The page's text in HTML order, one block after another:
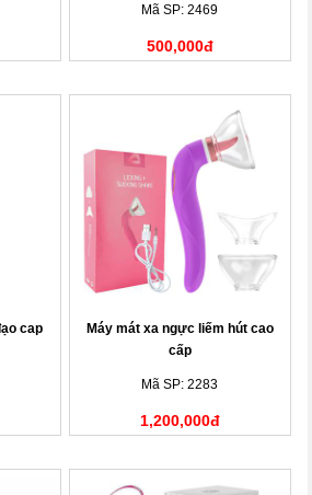
Mã SP: 2469
500,000đ
cap
Máy mát xa ngực liếm hút cao
cấp
Mã SP: 2283
1,200,000đ